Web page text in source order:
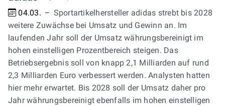
04.03.
Sportartikelhersteller adidas strebt bis 2028
weitere Zuwächse bei Umsatz und Gewinn an. Im
laufenden Jahr soll der Umsatz währungsbereinigt im
hohen einstelligen Prozentbereich steigen. Das
Betriebsergebnis soll von knapp 2,1 Milliarden auf rund
2,3 Milliarden Euro verbessert werden. Analysten hatten
hier mehr erwartet. Bis 2028 soll der Umsatz daher pro
Jahr währungsbereinigt ebenfalls im hohen einstelligen